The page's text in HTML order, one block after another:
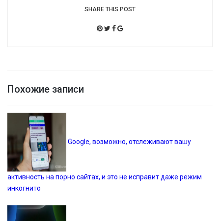
SHARE THIS POST
Похожие записи
Google, возможно, отслеживают вашу
активность на порно сайтах, и это не исправит даже режим
инкогнито